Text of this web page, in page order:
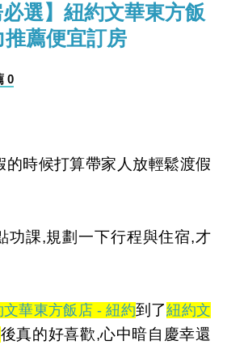
必選】紐約文華東方飯
推薦便宜訂房
0
的時候打算帶家人放輕鬆渡假
功課,規劃一下行程與住宿,才
文華東方飯店 - 紐約到了紐約文
後真的好喜歡,心中暗自慶幸還